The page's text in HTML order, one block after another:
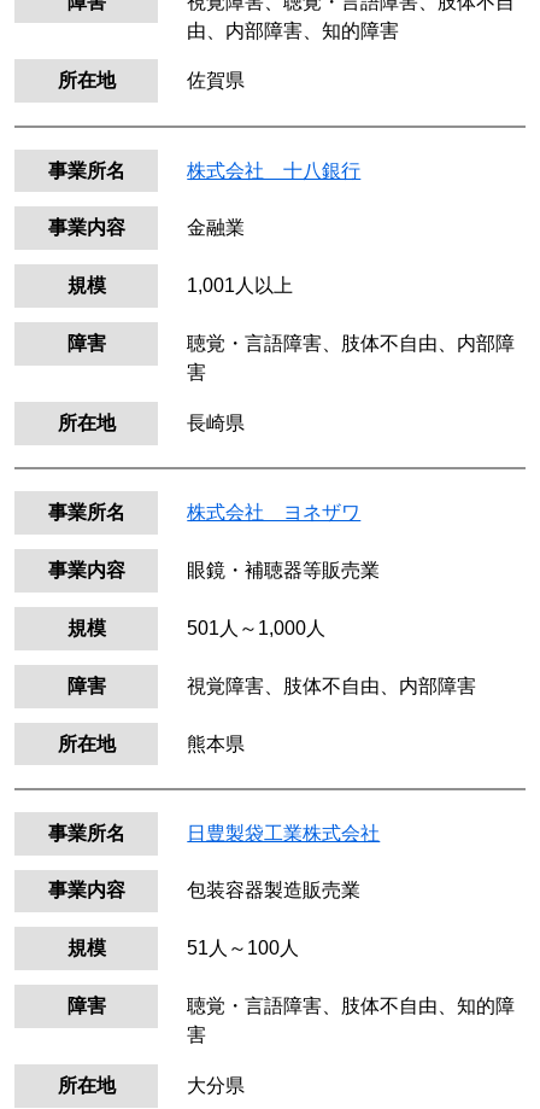
由、内部障害、知的障害
所在地 佐賀県
事業所名 株式会社 十八銀行
事業内容 金融業
規模 1,001人以上
障害
聴覚・言語障害、肢体不自由、内部障
害
所在地 長崎県
事業所名 株式会社 ヨネザワ
事業内容 眼鏡・補聴器等販売業
規模 501人～1,000人
障害 視覚障害、肢体不自由、内部障害
所在地 熊本県
事業所名 日豊製袋工業株式会社
事業内容 包装容器製造販売業
規模 51人～100人
障害
聴覚・言語障害、肢体不自由、知的障
害
所在地 大分県